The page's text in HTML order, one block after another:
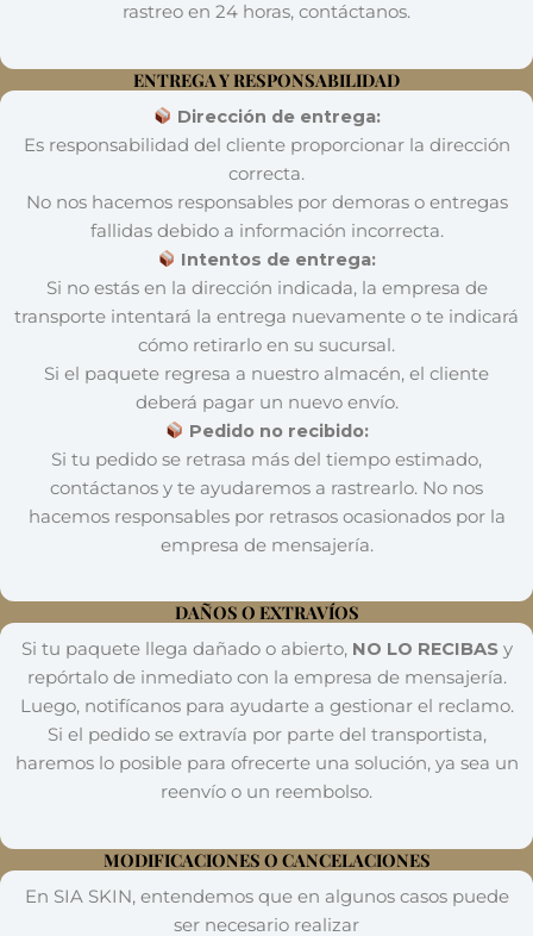
rastreo en 24 horas, contáctanos.
ENTREGA Y RESPONSABILIDAD
Dirección de entrega:
Es responsabilidad del cliente proporcionar la dirección
correcta.
No nos hacemos responsables por demoras o entregas
fallidas debido a información incorrecta.
Intentos de entrega:
Si no estás en la dirección indicada, la empresa de
transporte intentará la entrega nuevamente o te indicará
cómo retirarlo en su sucursal.
Si el paquete regresa a nuestro almacén, el cliente
deberá pagar un nuevo envío.
Pedido no recibido:
Si tu pedido se retrasa más del tiempo estimado,
contáctanos y te ayudaremos a rastrearlo. No nos
hacemos responsables por retrasos ocasionados por la
empresa de mensajería.
DAÑOS O EXTRAVÍOS
Si tu paquete llega dañado o abierto, NO LO RECIBASy
repórtalo de inmediato con la empresa de mensajería.
Luego, notifícanos para ayudarte a gestionar el reclamo.
Si el pedido se extravía por parte del transportista,
haremos lo posible para ofrecerte una solución, ya sea un
reenvío o un reembolso.
MODIFICACIONES O CANCELACIONES
En SIA SKIN, entendemos que en algunos casos puede
ser necesario realizar